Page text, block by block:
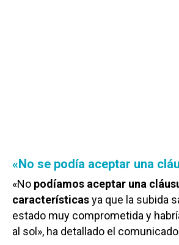
«No se podía aceptar una
«No podíamos aceptar una
característicasya que la subida
estado muy comprometida y
al sol», ha detallado el